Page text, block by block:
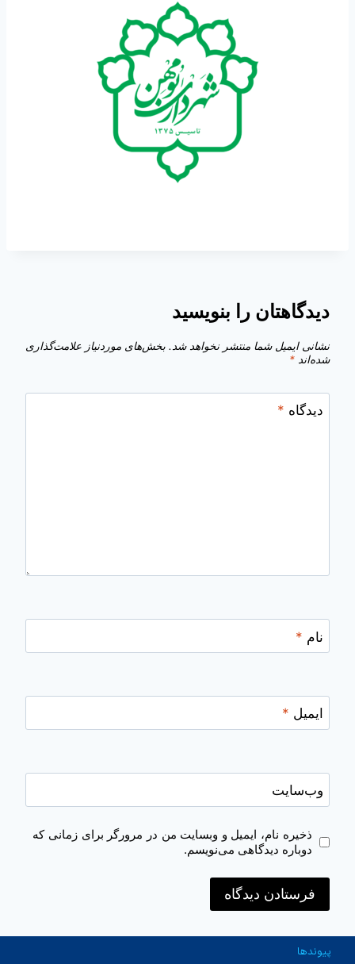
دیدگاهتان را بنویسید
نشانی ایمیل شما منتشر نخواهد شد. بخش‌های موردنیاز علامت‌گذاری
شده‌اند *
دیدگاه *
نام *
ایمیل *
وب‌سایت
ذخیره نام، ایمیل و وبسایت من در مرورگر برای زمانی که
دوباره دیدگاهی می‌نویسم.
پیوندها